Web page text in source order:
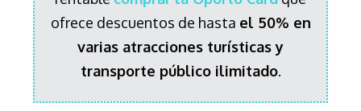
ofrece descuentos de hasta el 50% en
varias atracciones turísticas y
transporte público ilimitado.